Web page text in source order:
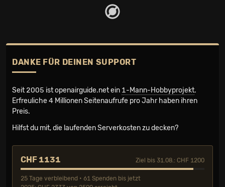
DANKE FÜR DEINEN SUPPORT
Seit 2005 ist openairguide.net ein 1-Mann-Hobbyprojekt.
Erfreuliche 4 Millionen Seiten­aufrufe pro Jahr haben ihren
Preis.
Hilfst du mit, die laufenden Serverkosten zu decken?
CHF 1131 Ziel bis 31.08.: CHF 1200
25 Tage verbleibend • 61 Spenden bis jetzt